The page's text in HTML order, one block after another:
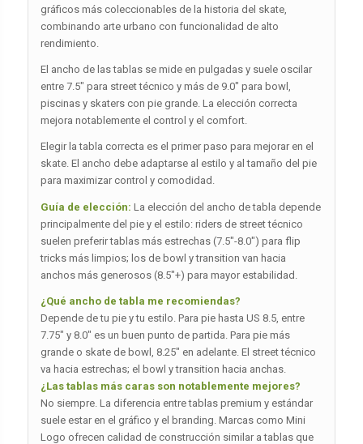
gráficos más coleccionables de la historia del skate,
combinando arte urbano con funcionalidad de alto
rendimiento.
El ancho de las tablas se mide en pulgadas y suele oscilar
entre 7.5″ para street técnico y más de 9.0″ para bowl,
piscinas y skaters con pie grande. La elección correcta
mejora notablemente el control y el comfort.
Elegir la tabla correcta es el primer paso para mejorar en el
skate. El ancho debe adaptarse al estilo y al tamaño del pie
para maximizar control y comodidad.
Guía de elección: La elección del ancho de tabla depende
principalmente del pie y el estilo: riders de street técnico
suelen preferir tablas más estrechas (7.5″-8.0″) para flip
tricks más limpios; los de bowl y transition van hacia
anchos más generosos (8.5″+) para mayor estabilidad.
¿Qué ancho de tabla me recomiendas?
Depende de tu pie y tu estilo. Para pie hasta US 8.5, entre
7.75″ y 8.0″ es un buen punto de partida. Para pie más
grande o skate de bowl, 8.25″ en adelante. El street técnico
va hacia estrechas; el bowl y transition hacia anchas.
¿Las tablas más caras son notablemente mejores?
No siempre. La diferencia entre tablas premium y estándar
suele estar en el gráfico y el branding. Marcas como Mini
Logo ofrecen calidad de construcción similar a tablas que